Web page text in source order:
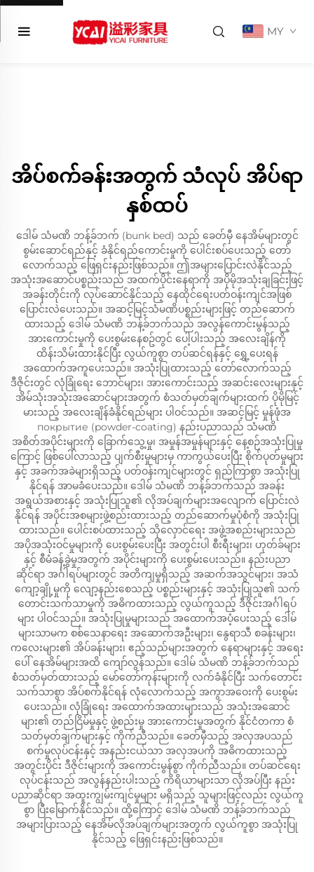
MY
အိပ်စက်ခန်းအတွက် သံလုပ် အိပ်ရာ
နှစ်ထပ်
ဒေါမ် သံမဏိ ဘန့်ခ်ဘက် (bunk bed) သည် ခေတ်မှီ နေအိမ်များတွင်
စွမ်းဆောင်ရည်နှင့် ခံနိုင်ရည်ကောင်းမှုကို ပေါင်းစပ်ပေးသည့် တော်
လောက်သည့် ဖြေရှင်းနည်းဖြစ်သည်။ ဤအများပြောင်းလဲနိုင်သည့်
အသုံးအဆောင်ပစ္စည်းသည် အထက်ပိုင်းနေရာကို အပိုမိုအသုံးချခြင်းဖြင့်
အခန်းတိုင်းကို လုပ်ဆောင်နိုင်သည့် နေထိုင်ရေးပတ်ဝန်းကျင်အဖြစ်
ပြောင်းလဲပေးသည်။ အဆင့်မြင့်သံမဏိပစ္စည်းများဖြင့် တည်ဆောက်
ထားသည့် ဒေါမ် သံမဏိ ဘန့်ခ်ဘက်သည် အလွန်ကောင်းမွန်သည့်
အားကောင်းမှုကို ပေးစွမ်းနေစဥ်တွင် ပေါ့ပါးသည့် အလေးချိန်ကို
ထိန်းသိမ်းထားနိုင်ပြီး လွယ်ကူစွာ တပ်ဆင်ရန်နှင့် ရွှေ့ပေးရန်
အထောက်အကူပေးသည်။ အသုံးပြုထားသည့် တော်လောက်သည့်
ဒီဇိုင်းတွင် လုံခြုံရေး ဘောင်များ၊ အားကောင်းသည့် အဆင်းလေးများနှင့်
အိမ်သုံးအသုံးအဆောင်များအတွက် စံသတ်မှတ်ချက်များထက် ပိုမိုမြင့်
မားသည့် အလေးချိန်ခံနိုင်ရည်များ ပါဝင်သည်။ အဆင့်မြင့် မှုန်ဖုံအ
покрытие (powder-coating) နည်းပညာသည် သံမဏိ
အစိတ်အပိုင်းများကို ခြောက်သွေ့မှု၊ အမှုန်အမှုန်များနှင့် နေ့စဉ်အသုံးပြုမှု
ကြောင့် ဖြစ်ပေါ်လာသည့် ပျက်စီးမှုများမှ ကာကွယ်ပေးပြီး စိုက်ပုတ်မှုများ
နှင့် အခက်အခဲများရှိသည့် ပတ်ဝန်းကျင်များတွင် ရှည်ကြာစွာ အသုံးပြု
နိုင်ရန် အာမခံပေးသည်။ ဒေါမ် သံမဏိ ဘန့်ခ်ဘက်သည် အခန်း
အရွယ်အစားနှင့် အသုံးပြုသူ၏ လိုအပ်ချက်များအလျောက် ပြောင်းလဲ
နိုင်ရန် အပိုင်းအစများဖွဲ့စည်းထားသည့် တည်ဆောက်မှုပုံစံကို အသုံးပြု
ထားသည်။ ပေါင်းစပ်ထားသည့် သိုလှောင်ရေး အဖွဲ့အစည်းများသည်
အပိုအသုံးဝင်မှုများကို ပေးစွမ်းပေးပြီး အတွင်းပါ စီးရီးများ၊ ဟုတ်ခ်များ
နှင့် စီမံခန့်ခွဲမှုအတွက် အပိုင်းများကို ပေးစွမ်းပေးသည်။ နည်းပညာ
ဆိုင်ရာ အင်္ဂါရပ်များတွင် အတိကျမှုရှိသည့် အဆက်အသွင်များ၊ အသံ
ကျော့ချို့မှုကို လျော့နည်းစေသည့် ပစ္စည်းများနှင့် အသုံးပြုသူ၏ သက်
တောင်းသက်သာမှုကို အဓိကထားသည့် လွယ်ကူသည့် ဒီဇိုင်းအင်္ဂါရပ်
များ ပါဝင်သည်။ အသုံးပြုမှုများသည် အထောက်အပံ့ပေးသည့် ဒေါမ်
များသာမက စစ်သေနာရေး အဆောက်အဦးများ၊ နွေရာသီ စခန်းများ၊
ကလေးများ၏ အိပ်ခန်းများ၊ ဧည့်သည်များအတွက် နေရာများနှင့် အရေး
ပေါ် နေအိမ်များအထိ ကျော်လွန်သည်။ ဒေါမ် သံမဏိ ဘန့်ခ်ဘက်သည်
စံသတ်မှတ်ထားသည့် မော်တော်ကုန်းများကို လက်ခံနိုင်ပြီး သက်တောင်း
သက်သာစွာ အိပ်စက်နိုင်ရန် လုံလောက်သည့် အကွာအဝေးကို ပေးစွမ်း
ပေးသည်။ လုံခြုံရေး အထောက်အထားများသည် အသုံးအဆောင်
များ၏ တည်ငြိမ်မှုနှင့် ဖွဲ့စည်းမှု အားကောင်းမှုအတွက် နိုင်ငံတကာ စံ
သတ်မှတ်ချက်များနှင့် ကိုက်ညီသည်။ ခေတ်မှီသည့် အလှအပသည်
စက်မှုလုပ်ငန်းနှင့် အနည်းငယ်သာ အလှအပကို အဓိကထားသည့်
အတွင်းပိုင်း ဒီဇိုင်းများကို အကောင်းမွန်စွာ ကိုက်ညီသည်။ တပ်ဆင်ရေး
လုပ်ငန်းသည် အလွန်နည်းပါးသည့် ကိရိယာများသာ လိုအပ်ပြီး နည်း
ပညာဆိုင်ရာ အထူးကျွမ်းကျင်မှုများ မရှိသည့် သူများဖြင့်လည်း လွယ်ကူ
စွာ ပြီးမြောက်နိုင်သည်။ ထို့ကြောင့် ဒေါမ် သံမဏိ ဘန့်ခ်ဘက်သည်
အများပြားသည့် နေအိမ်လိုအပ်ချက်များအတွက် လွယ်ကူစွာ အသုံးပြု
နိုင်သည့် ဖြေရှင်းနည်းဖြစ်သည်။